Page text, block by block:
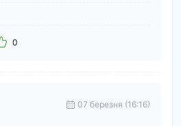
0
07 березня (16:16)